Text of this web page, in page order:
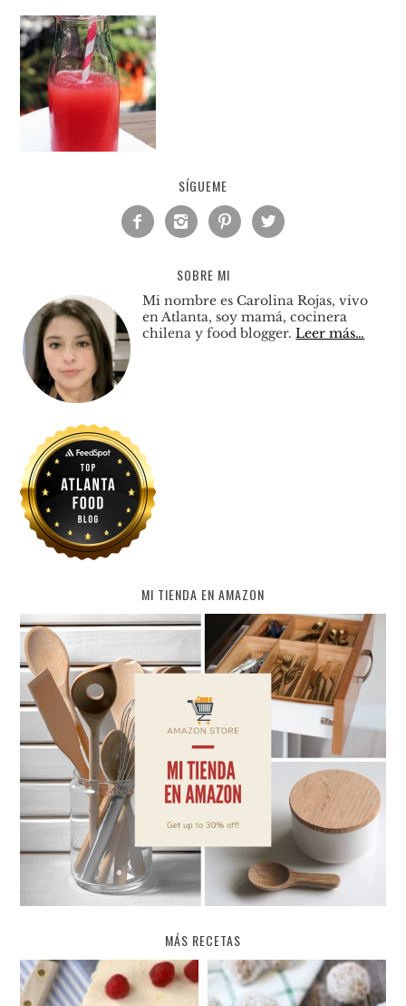
SÍGUEME
   
SOBRE MI
Mi nombre es Carolina Rojas, vivo
en Atlanta, soy mamá, cocinera
chilena y food blogger.Leer más…
MI TIENDA EN AMAZON
MÁS RECETAS